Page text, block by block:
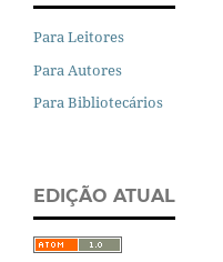
Para Leitores
Para Autores
Para Bibliotecários
EDIÇÃO ATUAL